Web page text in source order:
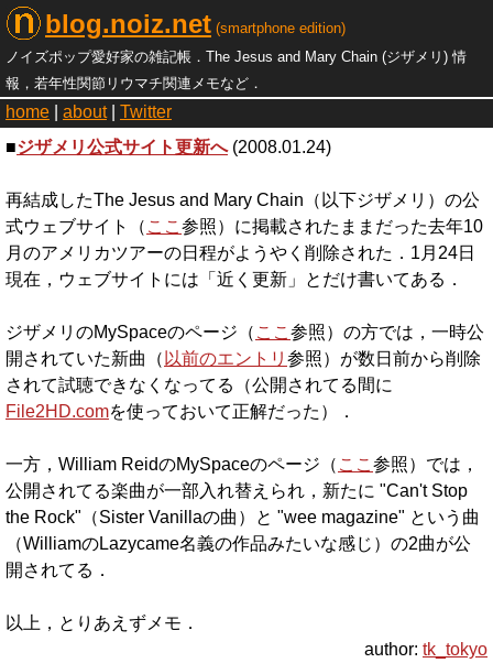
blog.noiz.net (smartphone edition)
ノイズポップ愛好家の雑記帳．The Jesus and Mary Chain (ジザメリ) 情
報，若年性関節リウマチ関連メモなど．
home about
Twitter
■ジザメリ公式サイト更新へ(2008.01.24)
再結成したThe Jesus and Mary Chain（以下ジザメリ）の公
式ウェブサイト（ ここ 参照）に掲載されたままだった去年10
月のアメリカツアーの日程がようやく削除された．1月24日
現在，ウェブサイトには「近く更新」とだけ書いてある．
ジザメリのMySpaceのページ（ ここ 参照）の方では，一時公
開されていた新曲（ 以前のエントリ 参照）が数日前から削除
されて試聴できなくなってる（公開されてる間に
File2HD.comを使っておいて正解だった）．
一方，William ReidのMySpaceのページ（ ここ 参照）では，
公開されてる楽曲が一部入れ替えられ，新たに "Can't Stop
the Rock"（Sister Vanillaの曲）と "wee magazine" という曲
（WilliamのLazycame名義の作品みたいな感じ）の2曲が公
開されてる．
以上，とりあえずメモ．
author: tk_tokyo